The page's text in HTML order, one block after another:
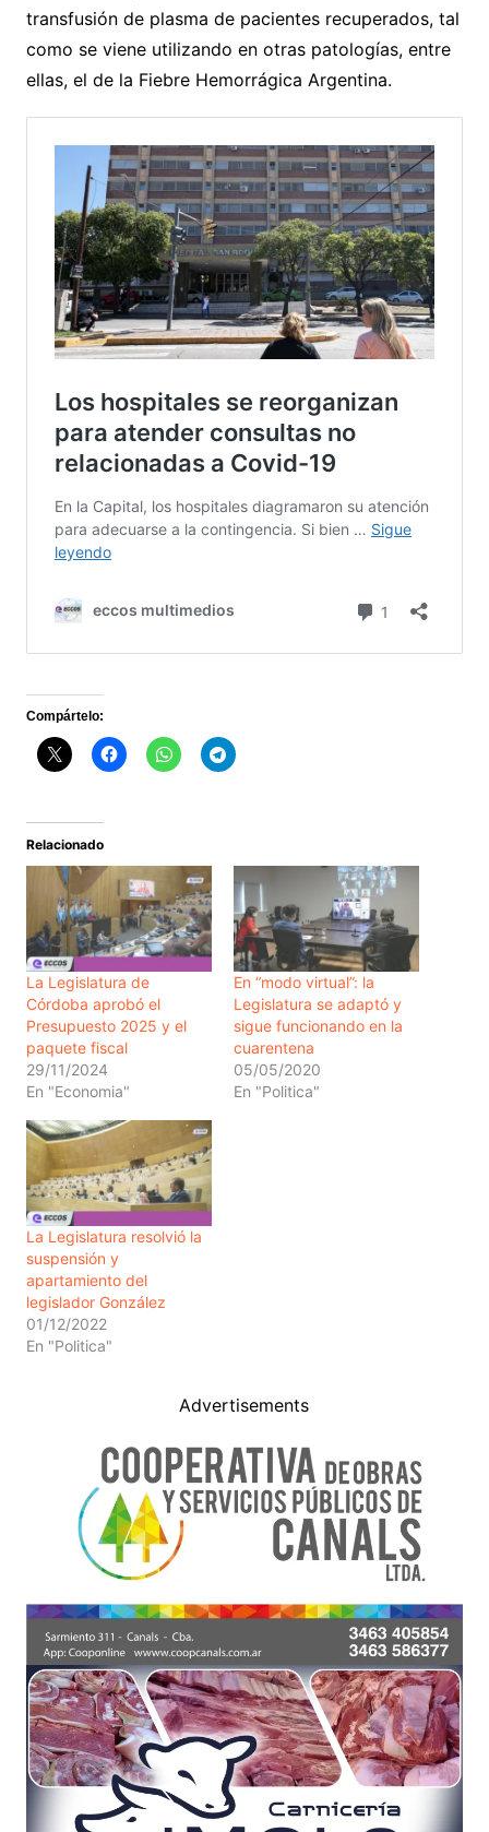
transfusión de plasma de pacientes recuperados, tal
como se viene utilizando en otras patologías, entre
ellas, el de la Fiebre Hemorrágica Argentina.
Compártelo:
Relacionado
La Legislatura de
Córdoba aprobó el
Presupuesto 2025 y el
paquete fiscal
29/11/2024
En "Economia"
En “modo virtual”: la
Legislatura se adaptó y
sigue funcionando en la
cuarentena
05/05/2020
En "Politica"
La Legislatura resolvió la
suspensión y
apartamiento del
legislador González
01/12/2022
En "Politica"
Advertisements